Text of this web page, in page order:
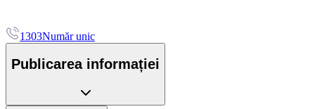
1303Număr unic
Publicarea informației